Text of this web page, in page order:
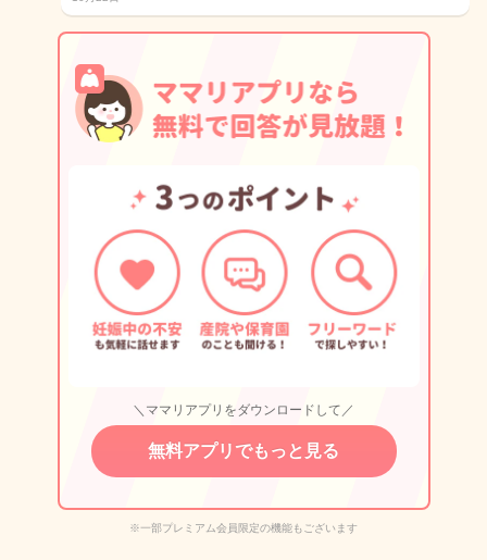
＼ママリアプリをダウンロードして／
無料アプリでもっと見る
※一部プレミアム会員限定の機能もございます